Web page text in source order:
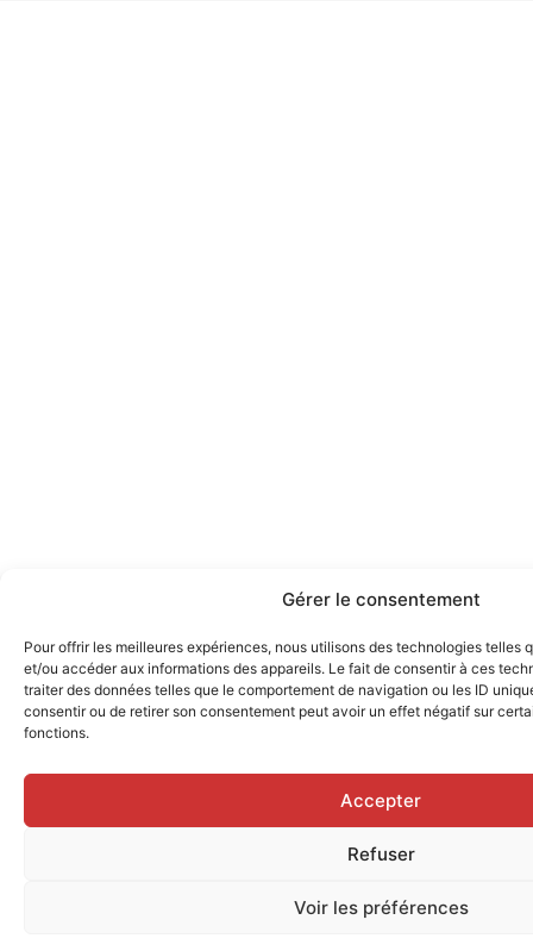
Gérer le consentement
Pour offrir les meilleures expériences, nous utilisons des technologies telles
et/ou accéder aux informations des appareils. Le fait de consentir à ces
traiter des données telles que le comportement de navigation ou les ID
consentir ou de retirer son consentement peut avoir un effet négatif sur
fonctions.
Accepter
Refuser
Voir les préférences